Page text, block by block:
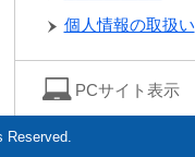
個人情報の取扱い
PCサイト表示
Reserved.